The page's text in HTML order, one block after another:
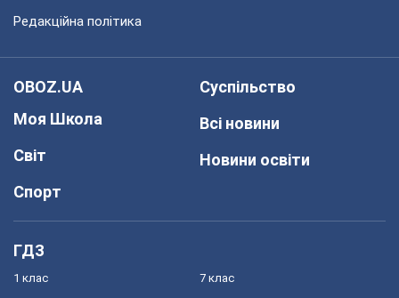
Редакційна політика
OBOZ.UA
Моя Школа
Світ
Спорт
Суспільство
Всі новини
Новини освіти
ГДЗ
1 клас 7 клас